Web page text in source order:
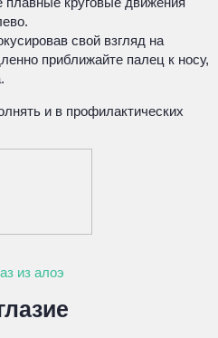
свой взгляд на
приближайте палец к носу,
и в профилактических
из алоэ